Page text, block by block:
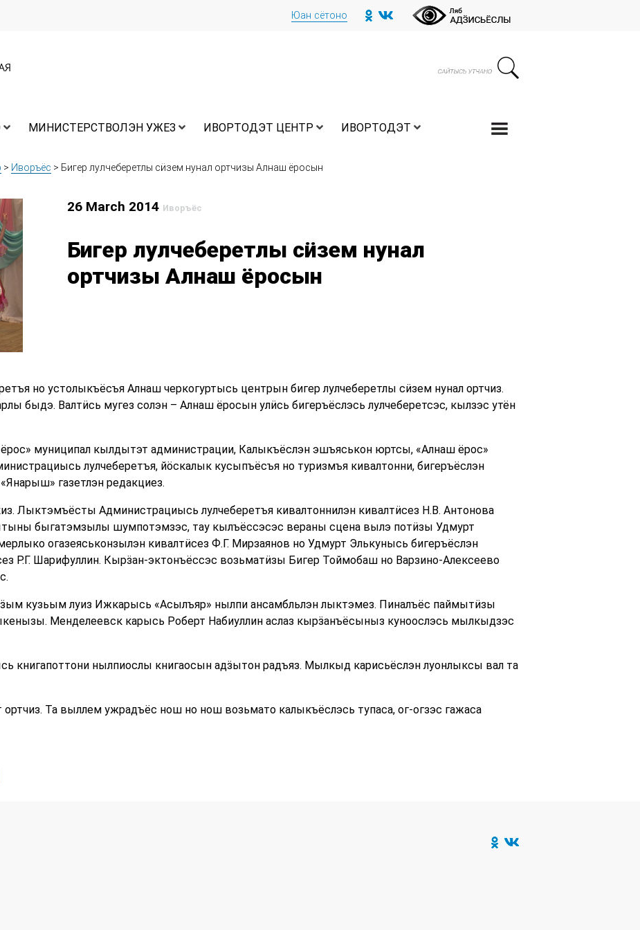
Юан сётоно
МИНИСТЕРСТВОЛЭН УЖЕЗ ИВОРТОДЭТ ЦЕНТР ИВОРТОДЭТ
> Иворъёс > Бигер лулчеберетлы сӥзем нунал ортчизы Алнаш ёросын
26 March 2014 Иворъёс
Бигер лулчеберетлы сӥзем нунал
ортчизы Алнаш ёросын
но устолыкъёсъя Алнаш черкогуртысь центрын бигер лулчеберетлы сӥзем нунал ортчиз.
быдэ. Валтӥсь мугез солэн – Алнаш ёросын улӥсь бигеръёслэсь лулчеберетсэс, кылзэс утён
муниципал кылдытэт администрации, Калыкъёслэн эшъяськон юртсы, «Алнаш ёрос»
лулчеберетъя, йӧскалык кусыпъёсъя но туризмъя кивалтонни, бигеръёслэн
газетлэн редакциез.
Лыктэмъёсты Администрациысь лулчеберетъя кивалтоннилэн кивалтӥсез Н.В. Антонова
быгатэмзылы шумпотэмзэс, тау кылъёссэсэс вераны сцена вылэ потӥзы Удмурт
огазеяськонзылэн кивалтӥсез Ф.Г. Мирзаянов но Удмурт Элькунысь бигеръёслэн
Р.Г. Шарифуллин. Кырӟан-эктонъёссэс возьматӥзы Бигер Тоймобаш но Варзино-Алексеево
кузьым луиз Ижкарысь «Асылъяр» нылпи ансамбльлэн лыктэмез. Пиналъёс паймытӥзы
Менделеевск карысь Роберт Набиуллин аслаз кырӟанъёсыныз куноослэсь мылкыдзэс
книгапоттони нылпиослы книгаосын адӟытон радъяз. Мылкыд карисьёслэн луонлыксы вал та
Та выллем ужрадъёс нош но нош возьмато калыкъёслэсь тупаса, ог-огзэс гажаса